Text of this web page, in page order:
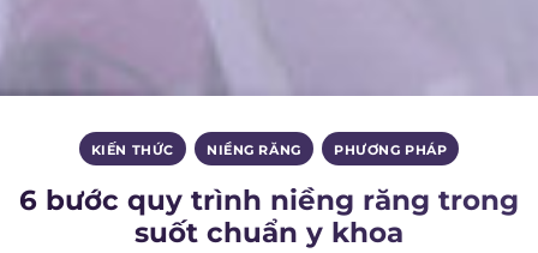
KIẾN THỨC , NIỀNG RĂNG , PHƯƠNG PHÁP
6 bước quy trình niềng răng trong
suốt chuẩn y khoa